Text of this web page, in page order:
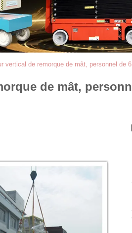
vertical de remorque de mât, personnel de
de mât,